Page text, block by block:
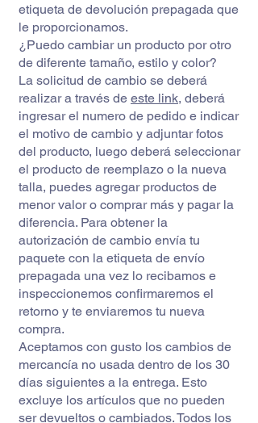
etiqueta de devolución prepagada que
le proporcionamos.
¿Puedo cambiar un producto por otro
de diferente tamaño, estilo y color?
La solicitud de cambio se deberá
realizar a través de este link, deberá
ingresar el numero de pedido e indicar
el motivo de cambio y adjuntar fotos
del producto, luego deberá seleccionar
el producto de reemplazo o la nueva
talla, puedes agregar productos de
menor valor o comprar más y pagar la
diferencia. Para obtener la
autorización de cambio envía tu
paquete con la etiqueta de envío
prepagada una vez lo recibamos e
inspeccionemos confirmaremos el
retorno y te enviaremos tu nueva
compra.
Aceptamos con gusto los cambios de
mercancía no usada dentro de los 30
días siguientes a la entrega. Esto
excluye los artículos que no pueden
ser devueltos o cambiados. Todos los